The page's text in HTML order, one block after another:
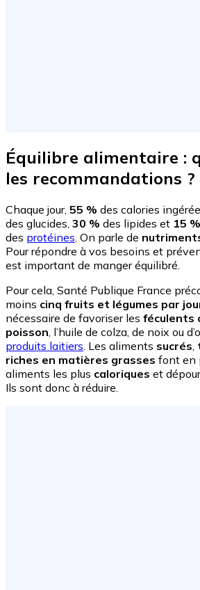
Équilibre alimentaire :
les recommandations ?
Chaque jour, 55 % des calories
des glucides, 30 % des lipides et 15 %
des protéines. On parle de
Pour répondre à vos besoins et
est important de manger équilibré.
Pour cela, Santé Publique France
moins cinq fruits et légumes par
nécessaire de favoriser les féculents
poisson, l’huile de colza, de noix ou
produits laitiers. Les aliments sucrés,
riches en matières grasses font en
aliments les plus caloriques et
Ils sont donc à réduire.